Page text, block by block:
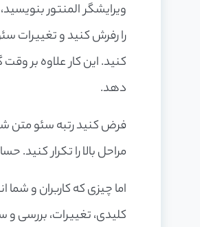
ویرایشگر المنتور
را رفرش کنید و تغییرات
کنید. این کار علاوه بر
دهد.
فرض کنید رتبه سئو متن
مراحل بالا را تکرار
اما چیزی که کاربران و شما
کلیدی، تغییرات، بررسی و